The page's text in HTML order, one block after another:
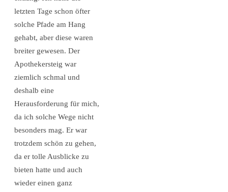
letzten Tage schon öfter
solche Pfade am Hang
gehabt, aber diese waren
breiter gewesen. Der
Apothekersteig war
ziemlich schmal und
deshalb eine
Herausforderung für mich,
da ich solche Wege nicht
besonders mag. Er war
trotzdem schön zu gehen,
da er tolle Ausblicke zu
bieten hatte und auch
wieder einen ganz